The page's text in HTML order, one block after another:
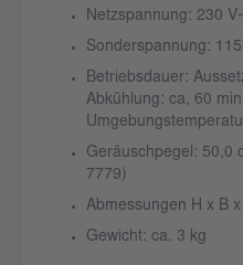
Netzspannung: 230
Sonderspannung:
Betriebsdauer:
Abkühlung: ca, 60
Geräuschpegel: 50,0
7779)
Abmessungen H x B
Gewicht: ca. 3 kg